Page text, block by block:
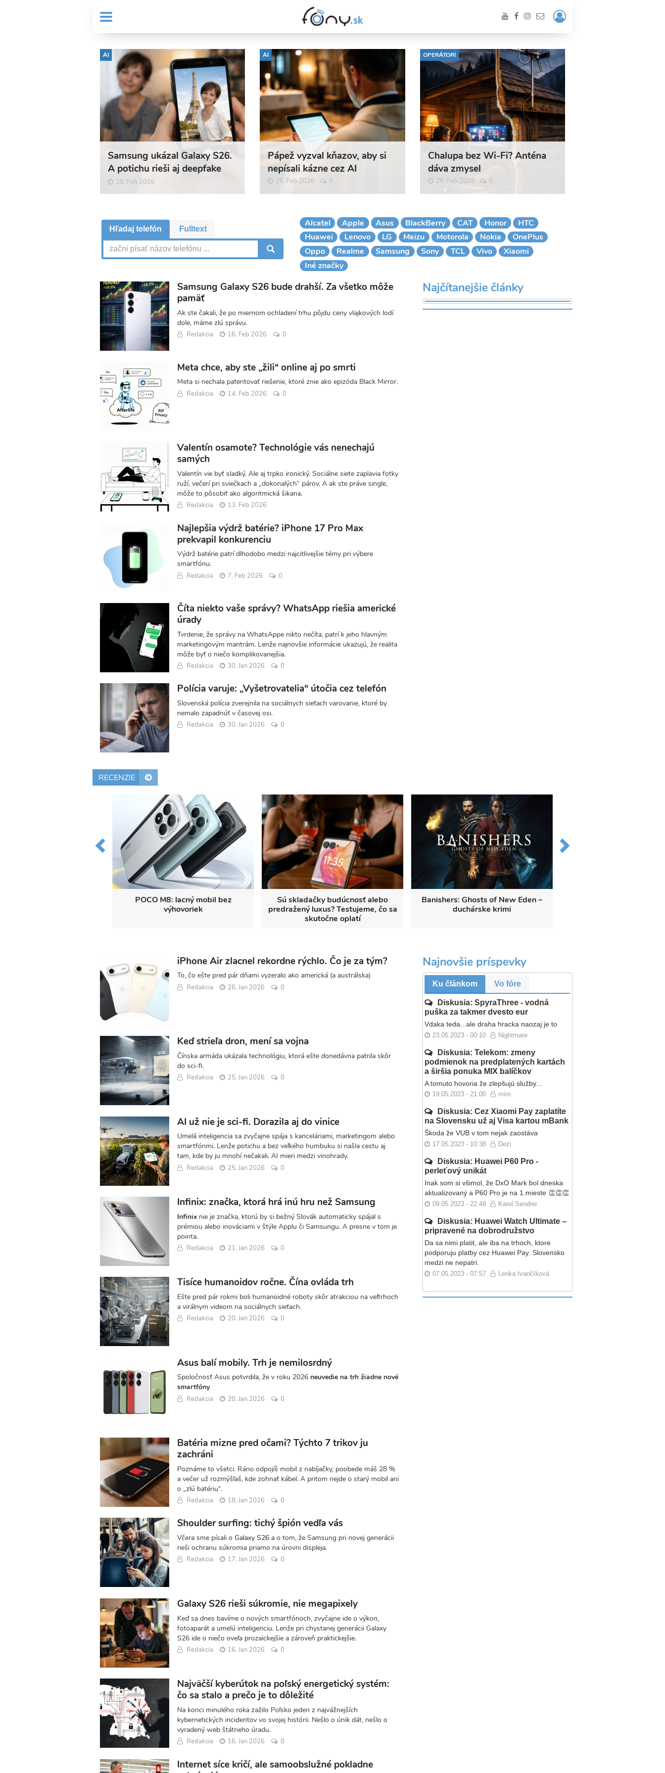
MENU
Header
menu
User
account
menu
Prihlásiť
/
Registrácia
AI
Samsung ukázal Galaxy S26.
A potichu rieši aj deepfake
problém
28. Feb 2026
AI
Pápež vyzval kňazov, aby si
nepísali kázne cez AI
26. Feb 2026 0
OPERÁTORI
Chalupa bez Wi-Fi? Anténa
dáva zmysel
26. Feb 2026 0
Vyhľadávanie
Hľadaj telefón Fulltext
VYHĽADÁVANIE
Alcatel Apple Asus BlackBerry CAT Honor
HTC
Huawei
Lenovo LG Meizu Motorola Nokia
OnePlus
Oppo
Realme Samsung Sony TCL Vivo
Xiaomi
Iné značky
Samsung Galaxy S26 bude drahší. Za všetko môže
pamäť
Ak ste čakali, že po miernom ochladení trhu pôjdu ceny vlajkových lodí
dole, máme zlú správu.
Redakcia 16. Feb 2026 0
Meta chce, aby ste „žili“ online aj po smrti
Meta si nechala patentovať riešenie, ktoré znie ako epizóda Black Mirror.
Redakcia 14. Feb 2026 0
Valentín osamote? Technológie vás nenechajú
samých
Valentín vie byť sladký. Ale aj trpko ironický. Sociálne siete zaplavia fotky
ruží, večerí pri sviečkach a „dokonalých“ párov. A ak ste práve single,
môže to pôsobiť ako algoritmická šikana.
Redakcia 13. Feb 2026
Najlepšia výdrž batérie? iPhone 17 Pro Max
prekvapil konkurenciu
Výdrž batérie patrí dlhodobo medzi najcitlivejšie témy pri výbere
smartfónu.
Redakcia 7. Feb 2026 0
Číta niekto vaše správy? WhatsApp riešia americké
úrady
Tvrdenie, že správy na WhatsAppe nikto nečíta, patrí k jeho hlavným
marketingovým mantrám. Lenže najnovšie informácie ukazujú, že realita
môže byť o niečo komplikovanejšia.
Redakcia 30. Jan 2026 0
Polícia varuje: „Vyšetrovatelia“ útočia cez telefón
Slovenská polícia zverejnila na sociálnych sieťach varovanie, ktoré by
nemalo zapadnúť v časovej osi.
Redakcia 30. Jan 2026 0
Najčítanejšie články
RECENZIE
POCO M8: lacný mobil bez
výhovoriek
Sú skladačky budúcnosť alebo
predražený luxus? Testujeme, čo sa
skutočne oplatí
Banishers: Ghosts of New Eden –
duchárske krimi
iPhone Air zlacnel rekordne rýchlo. Čo je za tým?
To, čo ešte pred pár dňami vyzeralo ako americká (a austrálska)
Redakcia 26. Jan 2026 0
Keď strieľa dron, mení sa vojna
Čínska armáda ukázala technológiu, ktorá ešte donedávna patrila skôr
do sci-fi.
Redakcia 25. Jan 2026 0
AI už nie je sci-fi. Dorazila aj do vinice
Umelá inteligencia sa zvyčajne spája s kanceláriami, marketingom alebo
smartfónmi. Lenže potichu a bez veľkého humbuku si našla cestu aj
tam, kde by ju mnohí nečakali. AI mieri medzi vinohrady.
Redakcia 25. Jan 2026 0
Infinix: značka, ktorá hrá inú hru než Samsung
Infinix nie je značka, ktorú by si bežný Slovák automaticky spájal s
prémiou alebo inováciami v štýle Applu či Samsungu. A presne v tom je
pointa.
Redakcia 21. Jan 2026 0
Tisíce humanoidov ročne. Čína ovláda trh
Ešte pred pár rokmi boli humanoidné roboty skôr atrakciou na veľtrhoch
a virálnym videom na sociálnych sieťach.
Redakcia 20. Jan 2026 0
Asus balí mobily. Trh je nemilosrdný
Spoločnosť Asus potvrdila, že v roku 2026 neuvedie na trh žiadne nové
smartfóny
Redakcia 20. Jan 2026 0
Najnovšie príspevky
Ku článkom Vo fóre
Diskusia: SpyraThree - vodná
puška za takmer dvesto eur
Vdaka teda...ale draha hracka naozaj je to
23.05.2023 - 00:10 Nightmare
Diskusia: Telekom: zmeny
podmienok na predplatených kartách
a širšia ponuka MIX balíčkov
A tomuto hovoria že zlepšujú služby...
19.05.2023 - 21:00 miro
Diskusia: Cez Xiaomi Pay zaplatíte
na Slovensku už aj Visa kartou mBank
Škoda že VUB v tom nejak zaostáva
17.05.2023 - 10:38 Dezi
Diskusia: Huawei P60 Pro -
perleťový unikát
Inak som si všimol, že DxO Mark bol dneska
aktualizovaný a P60 Pro je na 1.mieste 👏👏👏
09.05.2023 - 22:48 Karol Sendrei
Diskusia: Huawei Watch Ultimate –
pripravené na dobrodružstvo
Da sa nimi platit, ale iba na trhoch, ktore
podporuju platby cez Huawei Pay. Slovensko
medzi ne nepatri.
07.05.2023 - 07:57 Lenka Ivančíková
Batéria mizne pred očami? Týchto 7 trikov ju
zachráni
Poznáme to všetci. Ráno odpojíš mobil z nabíjačky, poobede máš 28 %
a večer už rozmýšľaš, kde zohnať kábel. A pritom nejde o starý mobil ani
o „zlú batériu“.
Redakcia 18. Jan 2026 0
Shoulder surfing: tichý špión vedľa vás
Včera sme písali o Galaxy S26 a o tom, že Samsung pri novej generácii
rieši ochranu súkromia priamo na úrovni displeja.
Redakcia 17. Jan 2026 0
Galaxy S26 rieši súkromie, nie megapixely
Keď sa dnes bavíme o nových smartfónoch, zvyčajne ide o výkon,
fotoaparát a umelú inteligenciu. Lenže pri chystanej generácii Galaxy
S26 ide o niečo oveľa prozaickejšie a zároveň praktickejšie.
Redakcia 16. Jan 2026 0
Najväčší kyberútok na poľský energetický systém:
čo sa stalo a prečo je to dôležité
Na konci minulého roka zažilo Poľsko jeden z najvážnejších
kybernetických incidentov vo svojej histórii. Nešlo o únik dát, nešlo o
vyradený web štátneho úradu.
Redakcia 16. Jan 2026 0
Internet síce kričí, ale samoobslužné pokladne